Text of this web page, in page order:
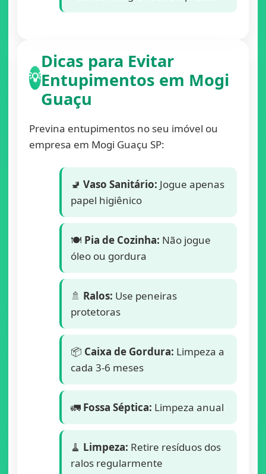
💡
Dicas para Evitar
Entupimentos em Mogi
Guaçu
Previna entupimentos no seu imóvel ou
empresa em Mogi Guaçu SP:
🚽 Vaso Sanitário: Jogue apenas
papel higiênico
🍽️ Pia de Cozinha: Não jogue
óleo ou gordura
🚿 Ralos: Use peneiras
protetoras
📦 Caixa de Gordura: Limpeza a
cada 3-6 meses
🚛 Fossa Séptica: Limpeza anual
🧹 Limpeza: Retire resíduos dos
ralos regularmente